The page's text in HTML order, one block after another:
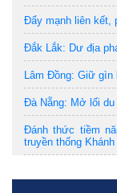
Đẩy mạnh liên kết,
Đắk Lắk: Dư địa
Lâm Đồng: Giữ
Đà Nẵng: Mở lối
Đánh thức tiềm
truyền thống Khánh